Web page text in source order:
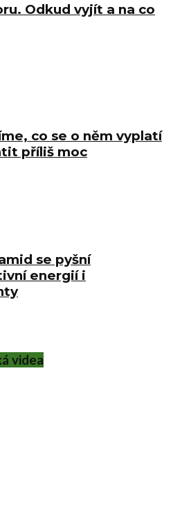
Odkud vyjít a na co
co se o něm vyplatí
příliš moc
se pyšní
energií i
videa